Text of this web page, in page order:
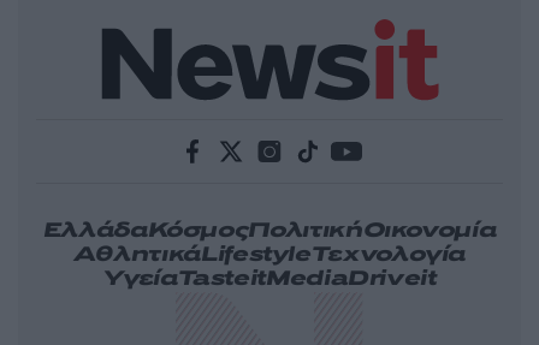
ΕλλάδαΚόσμοςΠολιτικήΟικονομία
ΑθλητικάLifestyleΤεχνολογία
ΥγείαTasteitMediaDriveit